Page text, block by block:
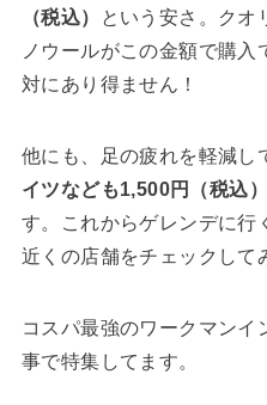
（税込）
という安さ。クオ
ノウールがこの金額で購
対にあり得ません！
他にも、足の疲れを軽減し
イツなども1,500円（税込）
す。これからゲレンデに行
近くの店舗をチェックして
コスパ最強のワークマン
事で特集してます。